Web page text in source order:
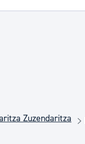
eta ingurumena
Zuzendaritza